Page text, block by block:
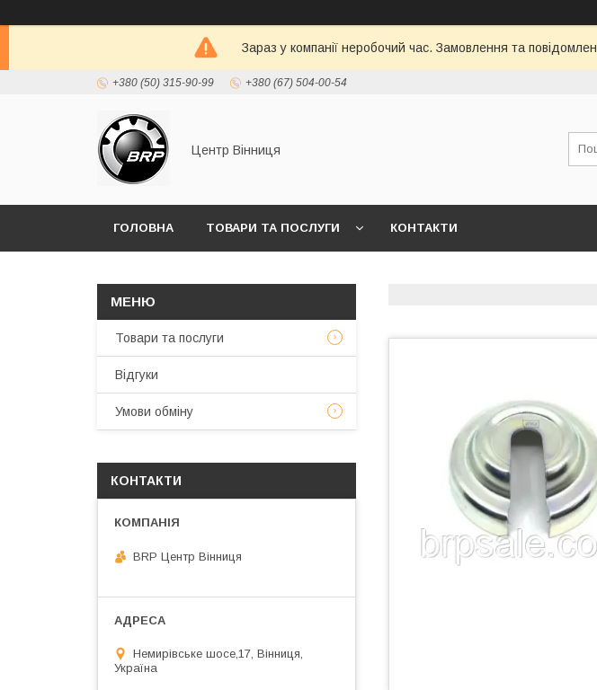
Зараз у компанії неробочий час. Замовлення та
+380 (50) 315-90-99 +380 (67) 504-00-54
Центр Вінниця
ГОЛОВНА ТОВАРИ ТА ПОСЛУГИ КОНТАКТИ
Товари та послуги
Відгуки
Умови обміну
КОНТАКТИ
BRP Центр Вінниця
Немирівське шосе,17, Вінниця,
Україна